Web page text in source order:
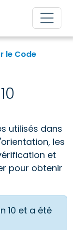
le Code
utilisés dans
les
et
pour obtenir
10 et a été